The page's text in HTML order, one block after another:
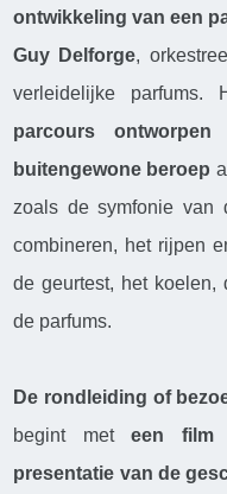
ontwikkeling van een
Guy Delforge,
verleidelijke parfums.
parcours ontworpen
buitengewone beroep
zoals de symfonie van
combineren, het rijpen
de geurtest, het
de parfums.
De rondleiding of
begint meteen film
presentatie van de